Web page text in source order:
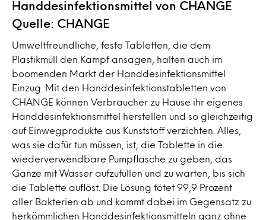
Handdesinfektionsmittel von CHANGE
Quelle: CHANGE
Umweltfreundliche, feste Tabletten, die dem
Plastikmüll den Kampf ansagen, halten auch im
boomenden Markt der Handdesinfektionsmittel
Einzug. Mit den Handdesinfektionstabletten von
CHANGE können Verbraucher zu Hause ihr eigenes
Handdesinfektionsmittel herstellen und so gleichzeitig
auf Einwegprodukte aus Kunststoff verzichten. Alles,
was sie dafür tun müssen, ist, die Tablette in die
wiederverwendbare Pumpflasche zu geben, das
Ganze mit Wasser aufzufüllen und zu warten, bis sich
die Tablette auflöst. Die Lösung tötet 99,9 Prozent
aller Bakterien ab und kommt dabei im Gegensatz zu
herkömmlichen Handdesinfektionsmitteln ganz ohne